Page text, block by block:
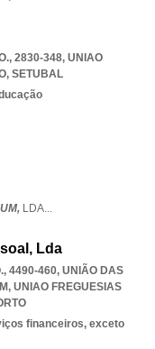
2830-348, UNIAO
, SETUBAL
LDA...
Lda
4490-460, UNIÃO DAS
, UNIAO FREGUESIAS
financeiros, exceto